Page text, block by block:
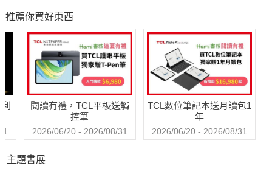
Dcard 創辦人暨執行長／林裕欽
知名部落客／艾兒莎
前阿里巴巴集團Lazada副總／許詮
作家、「職涯實驗室」社群創辦人／何則文
課，教你不當句點
王，「說」出幸福
人生！
推薦你買好東西
閱讀有禮，TCL平板送觸
控筆
2026/06/20 - 2026/08/31
TCL數位筆記本送月讀包1
年
2026/06/20 - 2026/08/31
主題書展